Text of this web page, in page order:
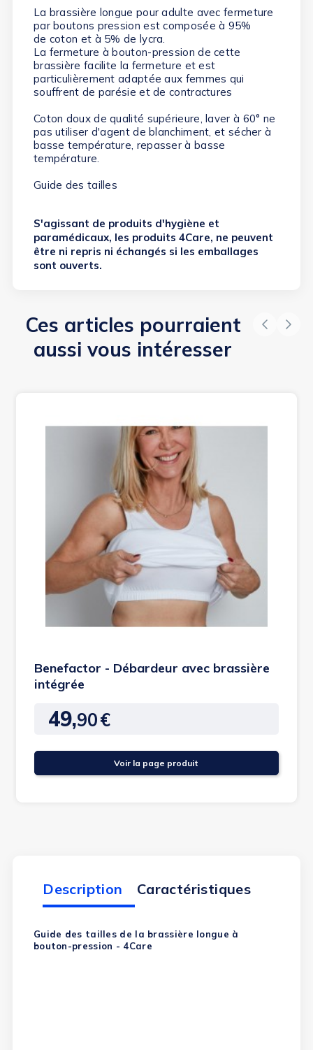
La brassière longue pour adulte avec fermeture
par boutons pression est composée à 95%
de coton et à 5% de lycra.
La fermeture à bouton-pression de cette
brassière facilite la fermeture et est
particulièrement adaptée aux femmes qui
souffrent de parésie et de contractures
Coton doux de qualité supérieure, laver à 60° ne
pas utiliser d'agent de blanchiment, et sécher à
basse température, repasser à basse
température.
Guide des tailles
S'agissant de produits d'hygiène et
paramédicaux, les produits 4Care, ne peuvent
être ni repris ni échangés si les emballages
sont ouverts.
Ces articles pourraient
aussi vous intéresser
Benefactor - Débardeur avec brassière
intégrée
Prix
49,90€
Voir la page produit
Description Caractéristiques
Guide des tailles de la brassière longue à
bouton-pression - 4Care